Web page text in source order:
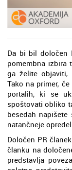
Da bi bil določen
pomembna izbira
ga želite
Tako na primer,
portalih, ki se
spoštovati obliko
besedah
natančneje
Določen PR
članku na
predstavlja